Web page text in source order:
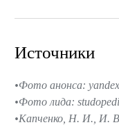
Источники
Фото анонса:
Фото лида:
Капченко, Н. И., И.